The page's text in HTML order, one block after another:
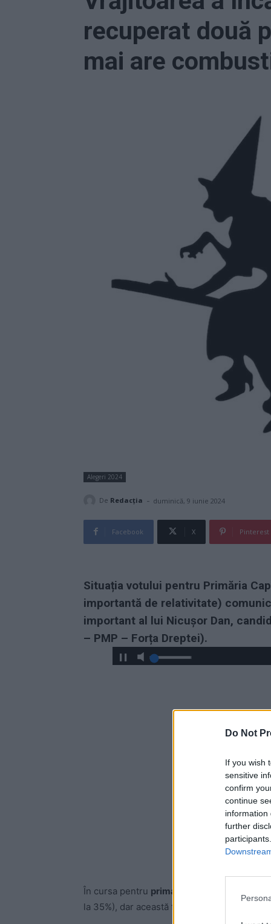
Do Not
If you wish
sensitive
confirm
continue
information
further
recuperat două
mai are
Alegeri 2024
De Redacţia - duminică, 9 iunie 2024
Facebook X Pinterest
Situația votului pentru Primăria
importantă de relativitate)
important al lui Nicușor Dan,
– PMP – Forța Dreptei).
În cursa pentru primarul Capitalei,
la 35%), dar această fluctuație se